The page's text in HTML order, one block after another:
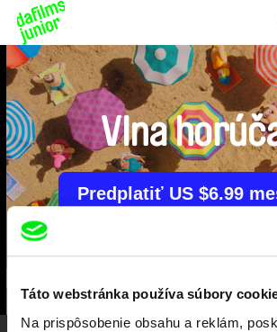
Táto webstránka používa súbory
Na prispôsobenie obsahu a reklám,
Domov
Vlna
Predplatiť US $6.99